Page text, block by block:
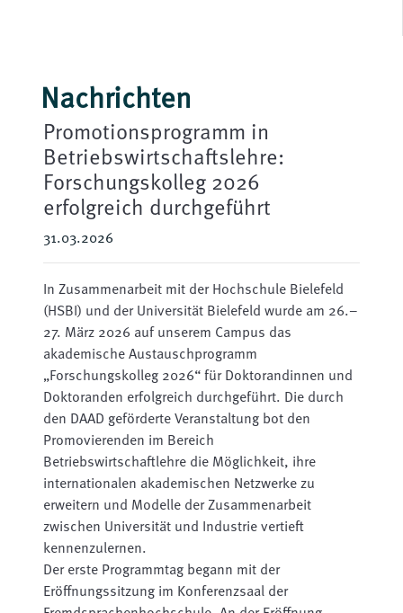
Nachrichten
Promotionsprogramm in
Betriebswirtschaftslehre:
Forschungskolleg 2026
erfolgreich durchgeführt
31.03.2026
In Zusammenarbeit mit der Hochschule Bielefeld
(HSBI) und der Universität Bielefeld wurde am 26.–
27. März 2026 auf unserem Campus das
akademische Austauschprogramm
„Forschungskolleg 2026“ für Doktorandinnen und
Doktoranden erfolgreich durchgeführt. Die durch
den DAAD geförderte Veranstaltung bot den
Promovierenden im Bereich
Betriebswirtschaftlehre die Möglichkeit, ihre
internationalen akademischen Netzwerke zu
erweitern und Modelle der Zusammenarbeit
zwischen Universität und Industrie vertieft
kennenzulernen.
Der erste Programmtag begann mit der
Eröffnungssitzung im Konferenzsaal der